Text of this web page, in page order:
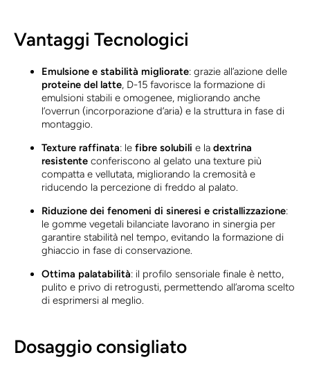
Vantaggi Tecnologici
Emulsione e stabilità migliorate: grazie all’azione delle
proteine del latte, D-15 favorisce la formazione di
emulsioni stabili e omogenee, migliorando anche
l’overrun (incorporazione d’aria) e la struttura in fase di
montaggio.
Texture raffinata: le fibre solubili e la dextrina
resistente conferiscono al gelato una texture più
compatta e vellutata, migliorando la cremosità e
riducendo la percezione di freddo al palato.
Riduzione dei fenomeni di sineresi e cristallizzazione:
le gomme vegetali bilanciate lavorano in sinergia per
garantire stabilità nel tempo, evitando la formazione di
ghiaccio in fase di conservazione.
Ottima palatabilità: il profilo sensoriale finale è netto,
pulito e privo di retrogusti, permettendo all’aroma scelto
di esprimersi al meglio.
Dosaggio consigliato